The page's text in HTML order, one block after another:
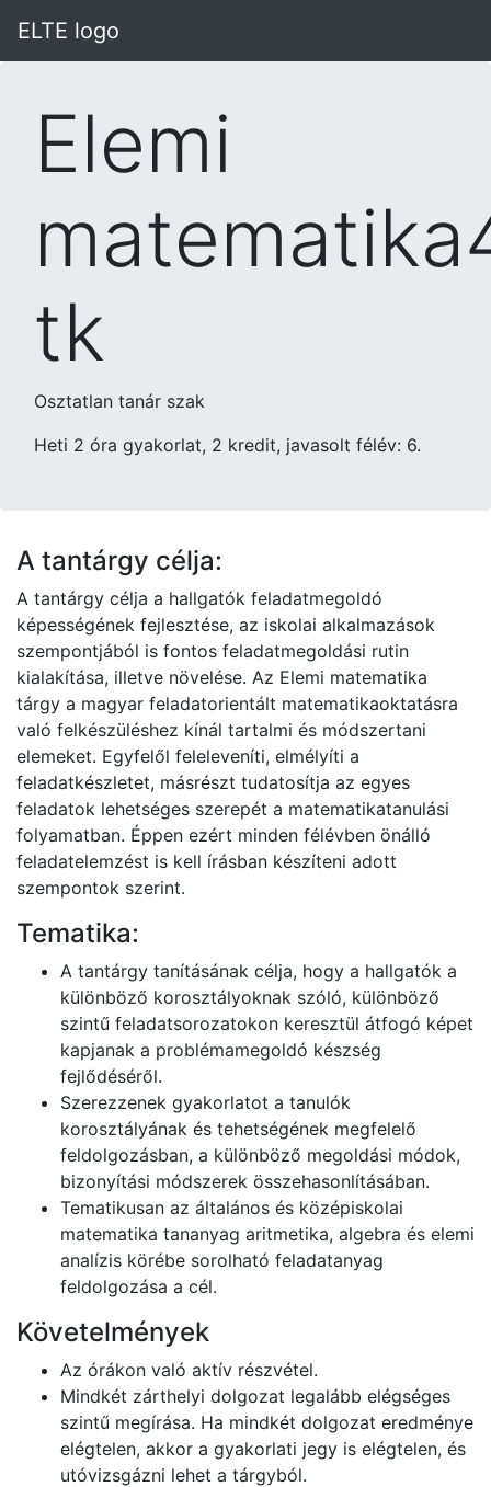
ELTE logo
Elemi
tk
Osztatlan tanár szak
Heti 2 óra gyakorlat, 2 kredit, javasolt félév: 6.
A tantárgy célja:
A tantárgy célja a hallgatók feladatmegoldó
képességének fejlesztése, az iskolai alkalmazások
szempontjából is fontos feladatmegoldási rutin
kialakítása, illetve növelése. Az Elemi matematika
tárgy a magyar feladatorientált matematikaoktatásra
való felkészüléshez kínál tartalmi és módszertani
elemeket. Egyfelől feleleveníti, elmélyíti a
feladatkészletet, másrészt tudatosítja az egyes
feladatok lehetséges szerepét a matematikatanulási
folyamatban. Éppen ezért minden félévben önálló
feladatelemzést is kell írásban készíteni adott
szempontok szerint.
Tematika:
A tantárgy tanításának célja, hogy a hallgatók a
különböző korosztályoknak szóló, különböző
szintű feladatsorozatokon keresztül átfogó képet
kapjanak a problémamegoldó készség
fejlődéséről.
Szerezzenek gyakorlatot a tanulók
korosztályának és tehetségének megfelelő
feldolgozásban, a különböző megoldási módok,
bizonyítási módszerek összehasonlításában.
Tematikusan az általános és középiskolai
matematika tananyag aritmetika, algebra és elemi
analízis körébe sorolható feladatanyag
feldolgozása a cél.
Követelmények
Az órákon való aktív részvétel.
Mindkét zárthelyi dolgozat legalább elégséges
szintű megírása. Ha mindkét dolgozat eredménye
elégtelen, akkor a gyakorlati jegy is elégtelen, és
utóvizsgázni lehet a tárgyból.